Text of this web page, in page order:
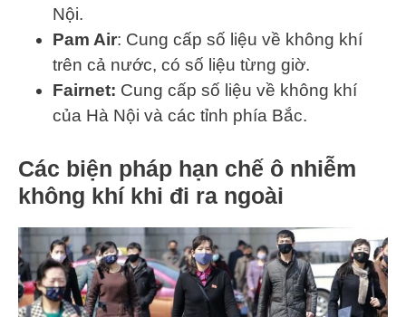
Nội.
Pam Air: Cung cấp số liệu về không khí
trên cả nước, có số liệu từng giờ.
Fairnet: Cung cấp số liệu về không khí
của Hà Nội và các tỉnh phía Bắc.
Các biện pháp hạn chế ô nhiễm
không khí khi đi ra ngoài